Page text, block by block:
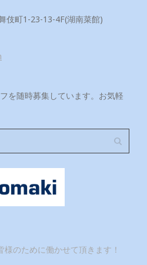
伎町1-23-13-4F(湖南菜館)
を随時募集しています。お気軽
様のために働かせて頂きます！